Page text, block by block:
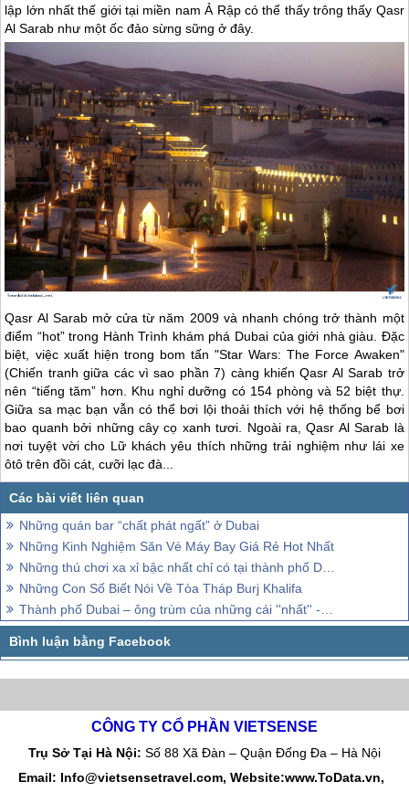
lập lớn nhất thế giới tại miền nam Ả Rập có thể thấy trông thấy Qasr
Al Sarab như một ốc đảo sừng sững ở đây.
Qasr Al Sarab mở cửa từ năm 2009 và nhanh chóng trở thành một
điểm “hot” trong Hành Trình khám phá Dubai của giới nhà giàu. Đặc
biệt, việc xuất hiện trong bom tấn "Star Wars: The Force Awaken"
(Chiến tranh giữa các vì sao phần 7) càng khiến Qasr Al Sarab trở
nên “tiếng tăm” hơn. Khu nghỉ dưỡng có 154 phòng và 52 biệt thự.
Giữa sa mạc bạn vẫn có thể bơi lội thoải thích với hệ thống bể bơi
bao quanh bởi những cây cọ xanh tươi. Ngoài ra, Qasr Al Sarab là
nơi tuyệt vời cho Lữ khách yêu thích những trải nghiệm như lái xe
ôtô trên đồi cát, cưỡi lạc đà...
Những quán bar “chất phát ngất” ở Dubai
Những Kinh Nghiệm Săn Vé Máy Bay Giá Rẻ Hot Nhất
Những thú chơi xa xỉ bậc nhất chỉ có tại thành phố Dubai
Những Con Số Biết Nói Về Tòa Tháp Burj Khalifa
Thành phố Dubai – ông trùm của những cái ''nhất'' - P2
CÔNG TY CỔ PHẦN VIETSENSE
Trụ Sở Tại Hà Nội: Số 88 Xã Đàn – Quận Đống Đa – Hà Nội
Email: Info@vietsensetravel.com, Website:www.ToData.vn,